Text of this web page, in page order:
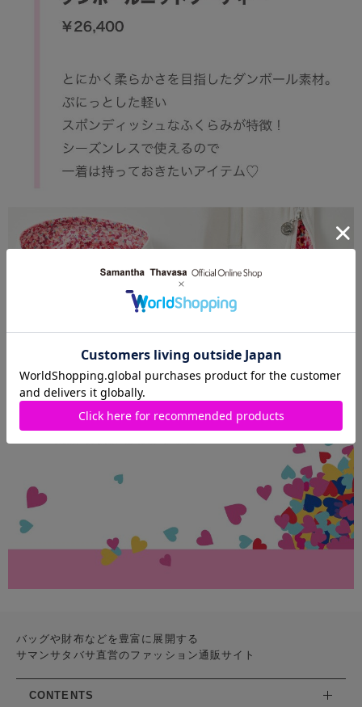
バッグや財布などを豊富に展開する
サマンサタバサ直営のファッション通販サイト
CONTENTS